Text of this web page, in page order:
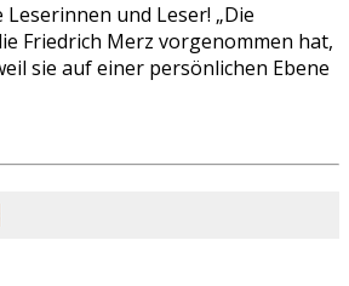
und Leser! „Die
Friedrich Merz vorgenommen hat,
sie auf einer persönlichen Ebene